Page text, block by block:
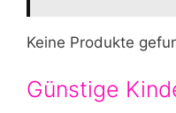
Keine Produkte
Günstige